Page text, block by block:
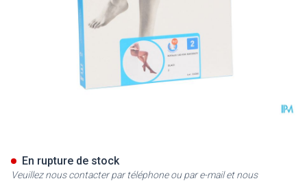
En rupture de stock
Veuillez nous contacter par téléphone ou par e-mail et nous